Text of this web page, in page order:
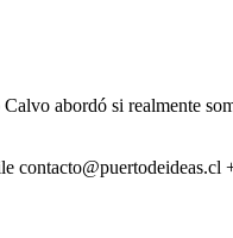
abordó si realmente
contacto@puertodeideas.cl